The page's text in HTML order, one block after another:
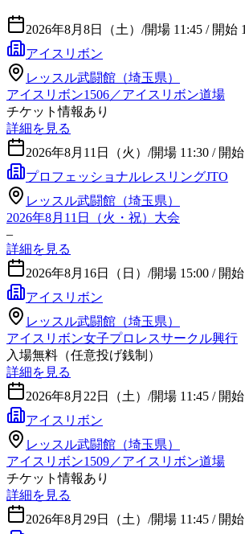
2026年8月8日（土） /開場 11:45 / 開始
アイスリボン
レッスル武闘館（埼玉県）
アイスリボン1506／アイスリボン道場
チケット情報あり
詳細を見る
2026年8月11日（火） /開場 11:30 / 開
プロフェッショナルレスリングJTO
レッスル武闘館（埼玉県）
2026年8月11日（火・祝）大会
–
詳細を見る
2026年8月16日（日） /開場 15:00 / 開
アイスリボン
レッスル武闘館（埼玉県）
アイスリボン女子プロレスサークル興行
入場無料（任意投げ銭制）
詳細を見る
2026年8月22日（土） /開場 11:45 / 開
アイスリボン
レッスル武闘館（埼玉県）
アイスリボン1509／アイスリボン道場
チケット情報あり
詳細を見る
2026年8月29日（土） /開場 11:45 / 開